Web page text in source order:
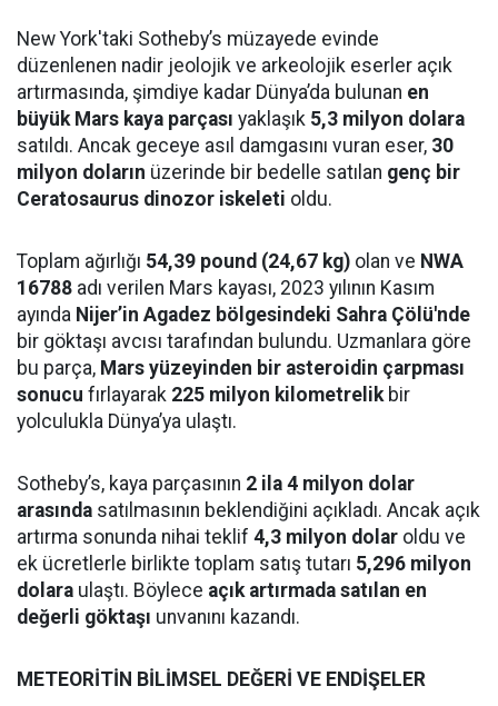
New York'taki Sotheby’s müzayede evinde
düzenlenen nadir jeolojik ve arkeolojik eserler açık
artırmasında, şimdiye kadar Dünya’da bulunan en
büyük Mars kaya parçası yaklaşık 5,3 milyon dolara
satıldı. Ancak geceye asıl damgasını vuran eser, 30
milyon doların üzerinde bir bedelle satılan genç bir
Ceratosaurus dinozor iskeleti oldu.
Toplam ağırlığı 54,39 pound (24,67 kg) olan ve NWA
16788 adı verilen Mars kayası, 2023 yılının Kasım
ayında Nijer’in Agadez bölgesindeki Sahra Çölü'nde
bir göktaşı avcısı tarafından bulundu. Uzmanlara göre
bu parça, Mars yüzeyinden bir asteroidin çarpması
sonucu fırlayarak 225 milyon kilometrelikbir
yolculukla Dünya’ya ulaştı.
Sotheby’s, kaya parçasının 2 ila 4 milyon dolar
arasında satılmasının beklendiğini açıkladı. Ancak açık
artırma sonunda nihai teklif 4,3 milyon dolar oldu ve
ek ücretlerle birlikte toplam satış tutarı 5,296 milyon
dolara ulaştı. Böylece açık artırmada satılan en
değerli göktaşı unvanını kazandı.
METEORİTİN BİLİMSEL DEĞERİ VE ENDİŞELER